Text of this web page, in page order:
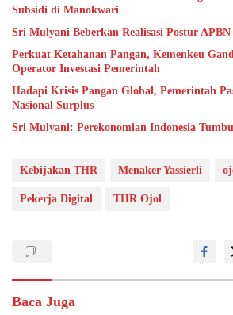
Subsidi di Manokwari
Sri Mulyani Beberkan Realisasi Postur
Perkuat Ketahanan Pangan, Kemenkeu
Operator Investasi Pemerintah
Hadapi Krisis Pangan Global, Pemerintah
Nasional Surplus
Sri Mulyani: Perekonomian Indonesia
Kebijakan THR Menaker Yassierli
Pekerja Digital THR Ojol
Baca Juga